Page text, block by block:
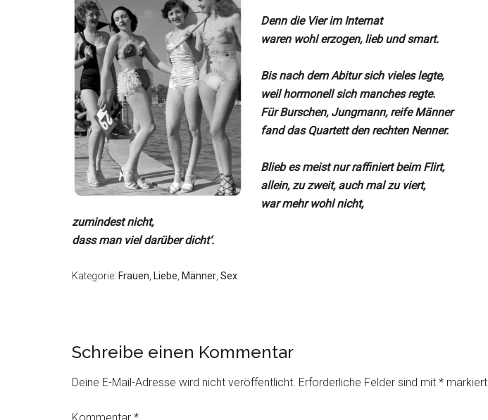
Denn die Vier im Internat
waren wohl erzogen, lieb und smart.
Bis nach dem Abitur sich vieles legte,
weil hormonell sich manches regte.
Für Burschen, Jungmann, reife Männer
fand das Quartett den rechten Nenner.
Blieb es meist nur raffiniert beim Flirt,
allein, zu zweit, auch mal zu viert,
war mehr wohl nicht,
zumindest nicht,
dass man viel darüber dicht‘.
Kategorie: Frauen Liebe Männer Sex
Schreibe einen Kommentar
Deine E-Mail-Adresse wird nicht veröffentlicht. Erforderliche Felder sind mit * markiert